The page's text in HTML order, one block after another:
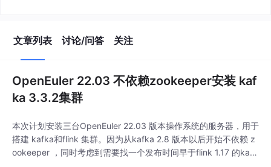
文章列表 讨论/问答 关注
OpenEuler 22.03 不依赖zookeeper安装 kaf
ka 3.3.2集群
本次计划安装三台OpenEuler 22.03 版本操作系统的服务器，用于
搭建 kafka和flink 集群。因为从kafka 2.8 版本以后开始不依赖 z
ookeeper ，同时考虑到需要找一个发布时间早于flink 1.17 的kafk